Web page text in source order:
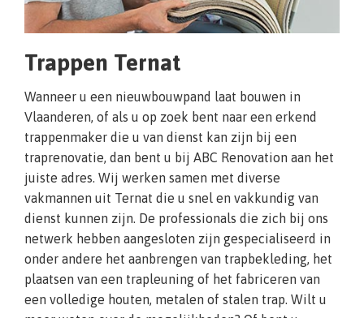
Trappen Ternat
Wanneer u een nieuwbouwpand laat bouwen in
Vlaanderen, of als u op zoek bent naar een erkend
trappenmaker die u van dienst kan zijn bij een
traprenovatie, dan bent u bij ABC Renovation aan het
juiste adres. Wij werken samen met diverse
vakmannen uit Ternat die u snel en vakkundig van
dienst kunnen zijn. De professionals die zich bij ons
netwerk hebben aangesloten zijn gespecialiseerd in
onder andere het aanbrengen van trapbekleding, het
plaatsen van een trapleuning of het fabriceren van
een volledige houten, metalen of stalen trap. Wilt u